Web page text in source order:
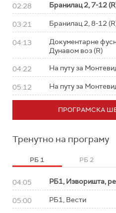
02:28 Бранилац 2, 7-12
03:21 Бранилац 2, 8-12
04:13
Документарне
Дунавом воз (R)
04:22 На путу за
05:12 На путу за
ПРОГРАМСКА
Тренутно на програму
РБ 1 РБ 2
04:05 РБ1, Изворишта,
05:00 РБ1, Вести